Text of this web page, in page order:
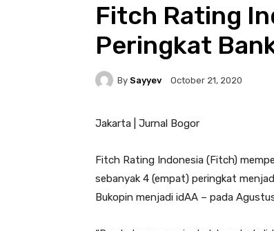
Fitch Rating
Peringkat
By Sayyev October 21, 2020
Jakarta | Jurnal Bogor
Fitch Rating Indonesia (Fitch)
sebanyak 4 (empat) peringkat
Bukopin menjadi idAA – pada